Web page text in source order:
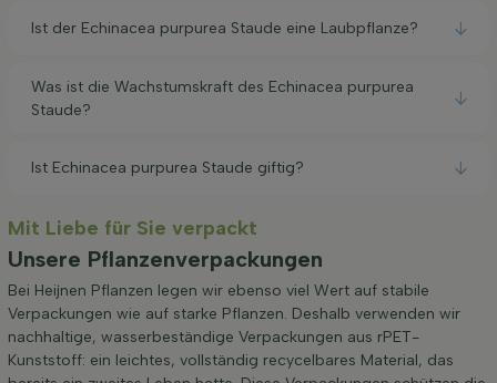
Ist der Echinacea purpurea Staude eine Laubpflanze?
Was ist die Wachstumskraft des Echinacea purpurea
Staude?
Ist Echinacea purpurea Staude giftig?
Mit Liebe für Sie verpackt
Unsere Pflanzenverpackungen
Bei Heijnen Pflanzen legen wir ebenso viel Wert auf stabile
Verpackungen wie auf starke Pflanzen. Deshalb verwenden wir
nachhaltige, wasserbeständige Verpackungen aus rPET-
Kunststoff: ein leichtes, vollständig recycelbares Material, das